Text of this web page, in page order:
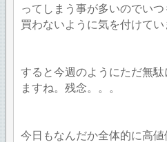
ってしまう事が多いのでい
買わないように気を付けてい
すると今週のようにただ無
ますね。残念。。。
今日もなんだか全体的に高